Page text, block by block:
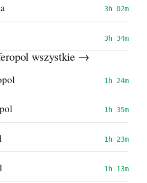
3h 02m
3h 34m
wszystkie →
1h 24m
1h 35m
1h 23m
1h 13m